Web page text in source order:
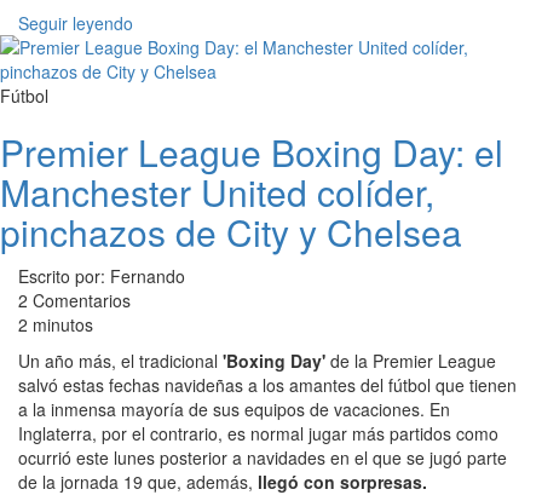
Seguir leyendo
Fútbol
Premier League Boxing Day: el
Manchester United colíder,
pinchazos de City y Chelsea
Escrito por: Fernando
2 Comentarios
2 minutos
Un año más, el tradicional 'Boxing Day' de la Premier League
salvó estas fechas navideñas a los amantes del fútbol que tienen
a la inmensa mayoría de sus equipos de vacaciones. En
Inglaterra, por el contrario, es normal jugar más partidos como
ocurrió este lunes posterior a navidades en el que se jugó parte
de la jornada 19 que, además, llegó con sorpresas.